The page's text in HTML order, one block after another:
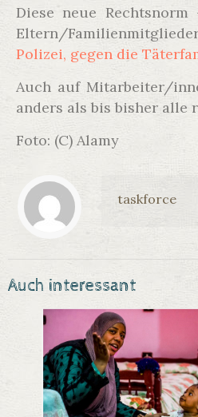
Diese neue
Eltern/
Polizei, gegen die
Auch auf Mitarbeiter/
anders als bis bisher alle
Foto: (C) Alamy
taskforce
Auch interessant